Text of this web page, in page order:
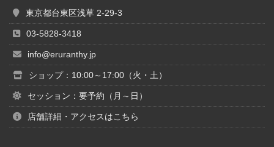
東京都台東区浅草 2-29-3
03-5828-3418
info@eruranthy.jp
ショップ：10:00～17:00（火・土）
セッション：要予約（月～日）
店舗詳細・アクセスはこちら